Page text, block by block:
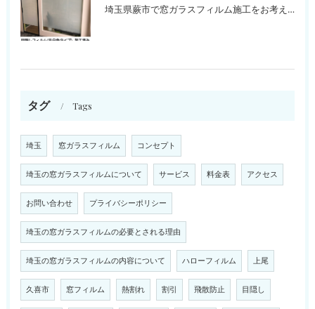
埼玉県蕨市で窓ガラスフィルム施工をお考えの方
タグ Tags
埼玉 窓ガラスフィルム コンセプト
埼玉の窓ガラスフィルムについて サービス 料金表 アクセス
お問い合わせ プライバシーポリシー
埼玉の窓ガラスフィルムの必要とされる理由
埼玉の窓ガラスフィルムの内容について ハローフィルム 上尾
久喜市 窓フィルム 熱割れ 割引 飛散防止 目隠し